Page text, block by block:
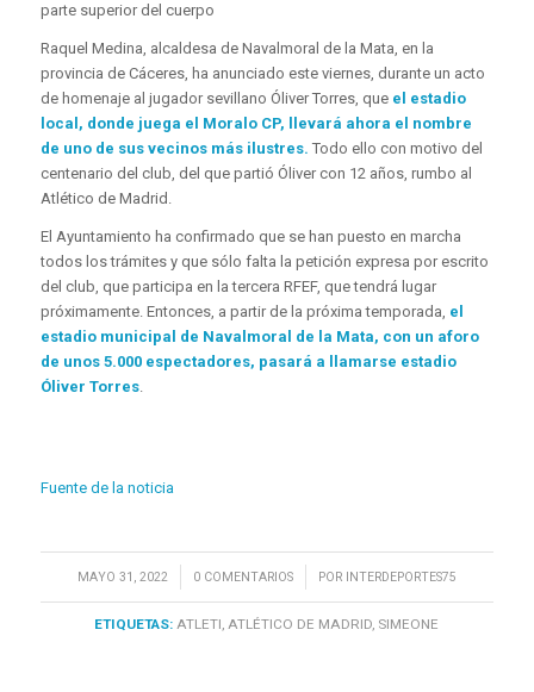
parte superior del cuerpo
Raquel Medina, alcaldesa de Navalmoral de la Mata, en la
provincia de Cáceres, ha anunciado este viernes, durante un acto
de homenaje al jugador sevillano Óliver Torres, que el estadio
local, donde juega el Moralo CP, llevará ahora el nombre
de uno de sus vecinos más ilustres. Todo ello con motivo del
centenario del club, del que partió Óliver con 12 años, rumbo al
Atlético de Madrid.
El Ayuntamiento ha confirmado que se han puesto en marcha
todos los trámites y que sólo falta la petición expresa por escrito
del club, que participa en la tercera RFEF, que tendrá lugar
próximamente. Entonces, a partir de la próxima temporada, el
estadio municipal de Navalmoral de la Mata, con un aforo
de unos 5.000 espectadores, pasará a llamarse estadio
Óliver Torres.
Fuente de la noticia
MAYO 31, 2022
/ 0 COMENTARIOS
/ POR INTERDEPORTES75
ETIQUETAS: ATLETI,ATLÉTICO DE MADRID, SIMEONE